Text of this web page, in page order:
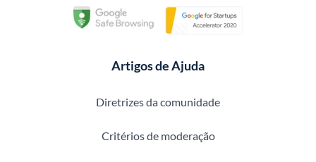
Artigos de Ajuda
Diretrizes da comunidade
Critérios de moderação